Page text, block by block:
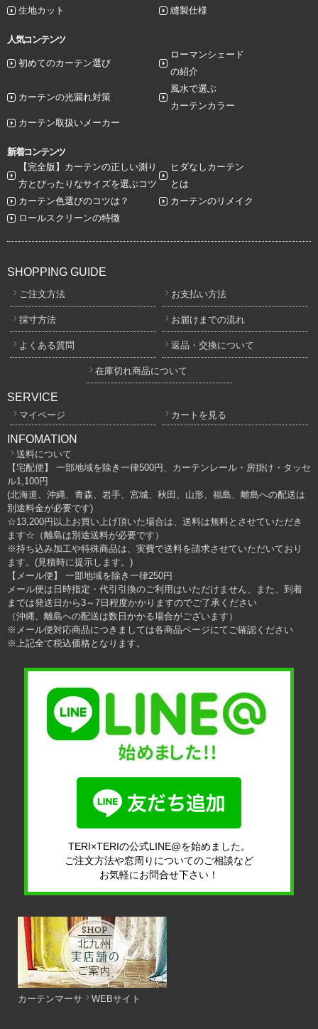
生地カット
縫製仕様
人気コンテンツ
初めてのカーテン選び
ローマンシェード
の紹介
カーテンの光漏れ対策
風水で選ぶ
カーテンカラー
カーテン取扱いメーカー
新着コンテンツ
【完全版】カーテンの正しい測り
方とぴったりなサイズを選ぶコツ
ヒダなしカーテン
とは
カーテン色選びのコツは？
カーテンのリメイク
ロールスクリーンの特徴
SHOPPING GUIDE
ご注文方法 お支払い方法
採寸方法 お届けまでの流れ
よくある質問 返品・交換について
在庫切れ商品について
SERVICE
マイページ カートを見る
INFOMATION
送料について
【宅配便】 一部地域を除き一律500円、カーテンレール・房掛け・タッセ
ル1,100円
(北海道、沖縄、青森、岩手、宮城、秋田、山形、福島、離島への配送は
別途料金が必要です)
☆13,200円以上お買い上げ頂いた場合は、送料は無料とさせていただき
ます☆（離島は別途送料が必要です）
※持ち込み加工や特殊商品は、実費で送料を請求させていただいており
ます。(見積時に提示します。)
【メール便】 一部地域を除き一律250円
メール便は日時指定・代引引換のご利用はいただけません、また、到着
までは発送日から3～7日程度かかりますのでご了承ください
（沖縄、離島への配送は数日かかる場合がございます）
※メール便対応商品につきましては各商品ページにてご確認ください
※上記全て税込価格となります。
TERI×TERIの公式LINE@を始めました。
ご注文方法や窓周りについてのご相談など
お気軽にお問合せ下さい！
カーテンマーサ WEBサイト